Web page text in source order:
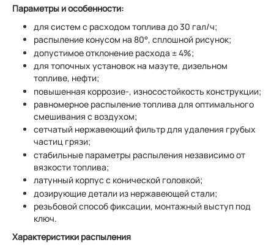
Параметры и особенности:
для систем с расходом топлива до 30 гал/ч;
распыление конусом на 80°, сплошной рисунок;
допустимое отклонение расхода ± 4%;
для топочных установок на мазуте, дизельном
топливе, нефти;
повышенная коррозие-, износостойкость конструкции;
равномерное распыление топлива для оптимального
смешивания с воздухом;
сетчатый нержавеющий фильтр для удаления грубых
частиц грязи;
стабильные параметры распыления независимо от
вязкости топлива;
латунный корпус с конической головкой;
дозирующие детали из нержавеющей стали;
резьбовой способ фиксации, монтажный выступ под
ключ.
Характеристики распыления